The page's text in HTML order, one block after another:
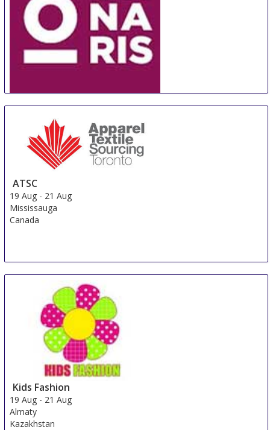
Switzerland
ATSC
19 Aug - 21 Aug
Mississauga
Canada
Kids Fashion
19 Aug - 21 Aug
Almaty
Kazakhstan